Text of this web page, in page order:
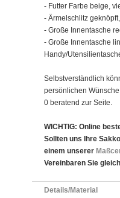
- Futter Farbe beige,
- Ärmelschlitz
- Große Innentasche
- Große Innentasche
Handy/
Selbstverständlich
persönlichen
0 beratend zur Seite.
WICHTIG: Online
Sollten uns Ihre
einem unserer
Vereinbaren Sie
Details/Material